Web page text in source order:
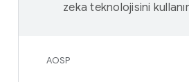
zeka teknolojisini
AOSP